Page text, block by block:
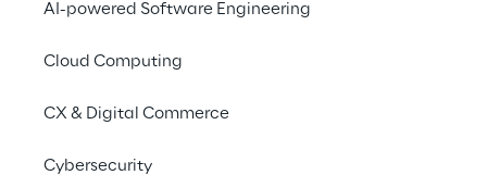
AI-powered Software Engineering
Cloud Computing
CX & Digital Commerce
Cybersecurity
SAP